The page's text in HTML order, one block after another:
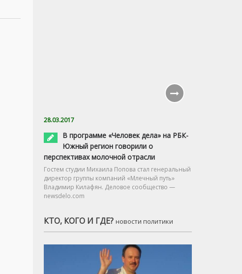
28.03.2017
В программе «Человек дела» на РБК-
Южный регион говорили о
перспективах молочной отрасли
Гостем студии Михаила Попова стал генеральный
директор группы компаний «Млечный путь»
Владимир Килафян. Деловое сообщество —
newsdelo.com
КТО, КОГО И ГДЕ? новости политики